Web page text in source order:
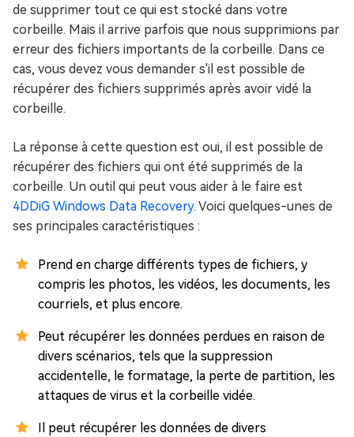
de supprimer tout ce qui est stocké dans votre
corbeille. Mais il arrive parfois que nous supprimions par
erreur des fichiers importants de la corbeille. Dans ce
cas, vous devez vous demander s'il est possible de
récupérer des fichiers supprimés après avoir vidé la
corbeille.
La réponse à cette question est oui, il est possible de
récupérer des fichiers qui ont été supprimés de la
corbeille. Un outil qui peut vous aider à le faire est
4DDiG Windows Data Recovery. Voici quelques-unes de
ses principales caractéristiques :
Prend en charge différents types de fichiers, y
compris les photos, les vidéos, les documents, les
courriels, et plus encore.
Peut récupérer les données perdues en raison de
divers scénarios, tels que la suppression
accidentelle, le formatage, la perte de partition, les
attaques de virus et la corbeille vidée.
Il peut récupérer les données de divers